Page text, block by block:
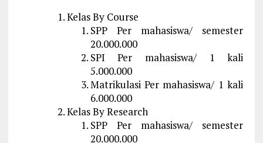
Kelas By Course
SPP Per mahasiswa/ semester
20.000.000
SPI Per mahasiswa/ 1 kali
5.000.000
Matrikulasi Per mahasiswa/ 1 kali
6.000.000
Kelas By Research
SPP Per mahasiswa/ semester
20.000.000